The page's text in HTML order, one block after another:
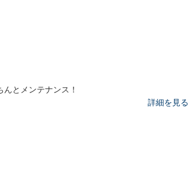
とメンテナンス！
詳細を見る